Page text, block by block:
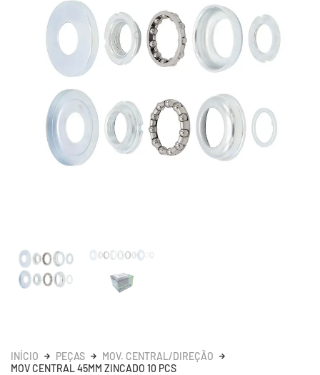
INÍCIO PEÇAS
MOV. CENTRAL/DIREÇÃO
MOV CENTRAL 45MM ZINCADO 10 PCS